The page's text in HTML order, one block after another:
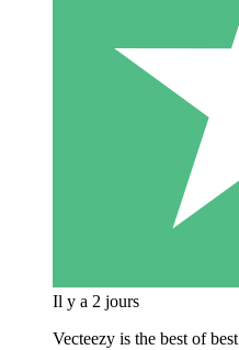
Il y a 2 jours
Vecteezy is the best of best